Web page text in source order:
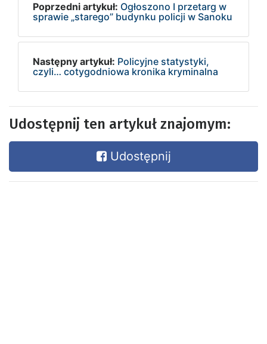
Poprzedni artykuł: Ogłoszono I przetarg w
sprawie „starego” budynku policji w Sanoku
Następny artykuł: Policyjne statystyki,
czyli… cotygodniowa kronika kryminalna
Udostępnij ten artykuł znajomym:
Udostępnij